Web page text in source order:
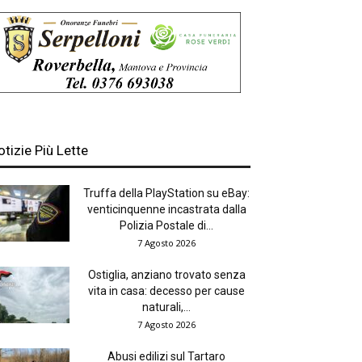
Più Lette
Truffa della PlayStation su eBay:
venticinquenne incastrata dalla
Polizia Postale di...
7 Agosto 2026
Ostiglia, anziano trovato senza
vita in casa: decesso per cause
naturali,...
7 Agosto 2026
Abusi edilizi sul Tartaro